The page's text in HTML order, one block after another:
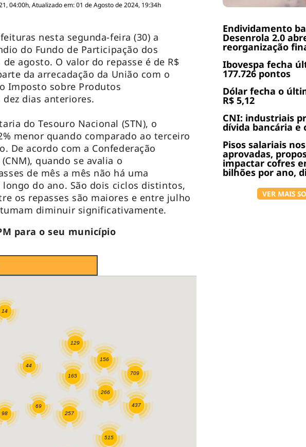
Endividamento
Desenrola 2.0
reorganização
Ibovespa fecha
177.726 pontos
Dólar fecha o
R$ 5,12
CNI: industriais
dívida bancária e
Pisos salariais
aprovadas,
impactar cofres
bilhões por ano,
VER MAIS
04:00h, Atualizado em: 01 de Agosto de 2024, 19:34h
nesta segunda-feira (30) a
do Fundo de Participação dos
agosto. O valor do repasse é de R$
da arrecadação da União com o
Imposto sobre Produtos
dias anteriores.
do Tesouro Nacional (STN), o
menor quando comparado ao terceiro
De acordo com a Confederação
quando se avalia o
de mês a mês não há uma
do ano. São dois ciclos distintos,
os repasses são maiores e entre julho
diminuir significativamente.
para o seu município